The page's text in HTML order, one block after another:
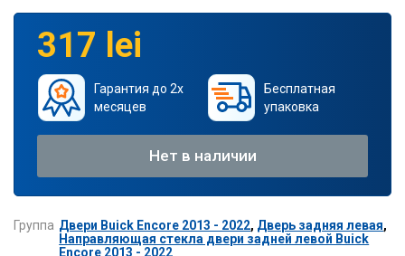
317 lei
Гарантия до 2х
месяцев
Бесплатная
упаковка
Нет в наличии
Группа Двери Buick Encore 2013 - 2022, Дверь задняя левая,
Направляющая стекла двери задней левой Buick
Encore 2013 - 2022